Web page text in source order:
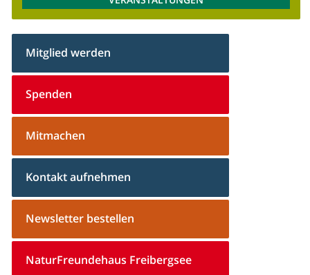
Mitglied werden
Spenden
Mitmachen
Kontakt aufnehmen
Newsletter bestellen
NaturFreundehaus Freibergsee